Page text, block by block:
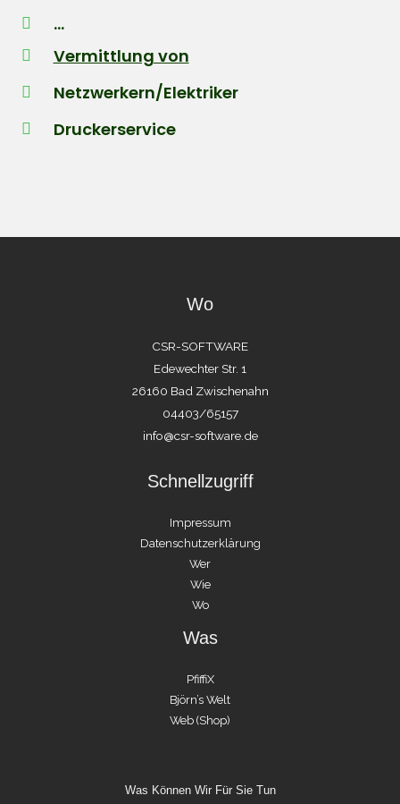
...
Vermittlung von
Netzwerkern/Elektriker
Druckerservice
Wo
CSR-SOFTWARE
Edewechter Str. 1
26160 Bad Zwischenahn
04403/65157
info@csr-software.de
Schnellzugriff
Impressum
Datenschutzerklärung
Wer
Wie
Wo
Was
PfiffiX
Björn’s Welt
Web (Shop)
Was Können Wir Für Sie Tun